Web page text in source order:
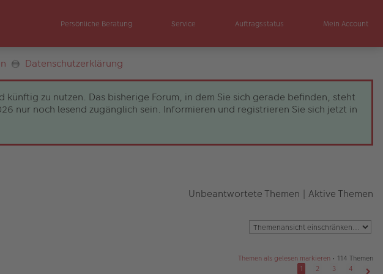
Persönliche Beratung Service Auftragsstatus Mein Account
Datenschutzerklärung
zu nutzen. Das bisherige Forum, in dem Sie sich gerade befinden, steht
nur noch lesend zugänglich sein. Informieren und registrieren Sie sich jetzt in
Unbeantwortete Themen | Aktive Themen
Themen als gelesen markieren • 114 Themen
1
2 3 4